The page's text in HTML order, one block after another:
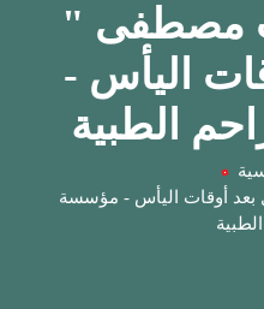
مصطفى "
اليأس -
الطبية
بعد أوقات اليأس - مؤسسة